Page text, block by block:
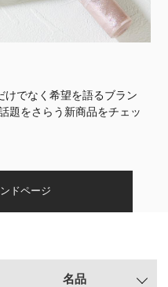
けでなく希望を語るブラン
題をさらう新商品をチェッ
ドページ
名品